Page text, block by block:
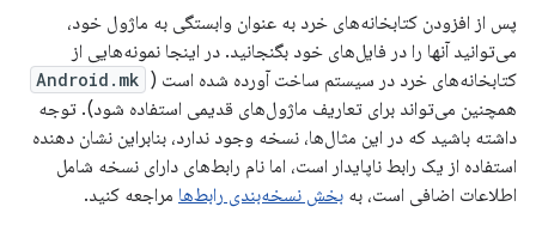
پس از افزودن کتابخانه‌های خرد به عنوان وابستگی به ماژول خود،
می‌توانید آنها را در فایل‌های خود بگنجانید. در اینجا نمونه‌هایی از
کتابخانه‌های خرد در سیستم ساخت آورده شده است ( Android.mk
همچنین می‌تواند برای تعاریف ماژول‌های قدیمی استفاده شود). توجه
داشته باشید که در این مثال‌ها، نسخه وجود ندارد، بنابراین نشان دهنده
استفاده از یک رابط ناپایدار است، اما نام رابط‌های دارای نسخه شامل
اطلاعات اضافی است، به بخش نسخه‌بندی رابط‌ها مراجعه کنید.